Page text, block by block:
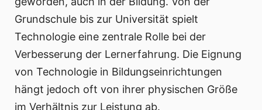
Grundschule bis zur Universität spielt
Technologie eine zentrale Rolle bei der
Verbesserung der Lernerfahrung. Die Eignung
von Technologie in Bildungseinrichtungen
hängt jedoch oft von ihrer physischen Größe
im Verhältnis zur Leistung ab.